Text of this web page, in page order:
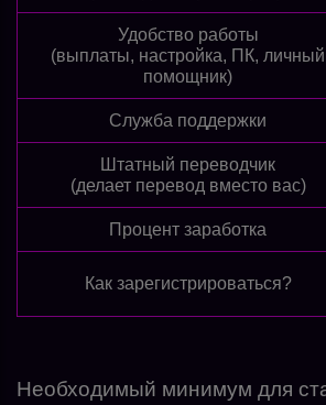
Удобство работы
(выплаты, настройка, ПК, личный
помощник)
Служба поддержки
Штатный переводчик
(делает перевод вместо вас)
Процент заработка
Как зарегистрироваться?
Необходимый минимум для